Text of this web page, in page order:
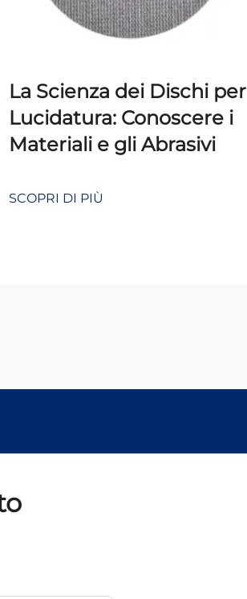
La Scienza dei Dischi per
Lucidatura: Conoscere i
Materiali e gli Abrasivi
SCOPRI DI PIÙ